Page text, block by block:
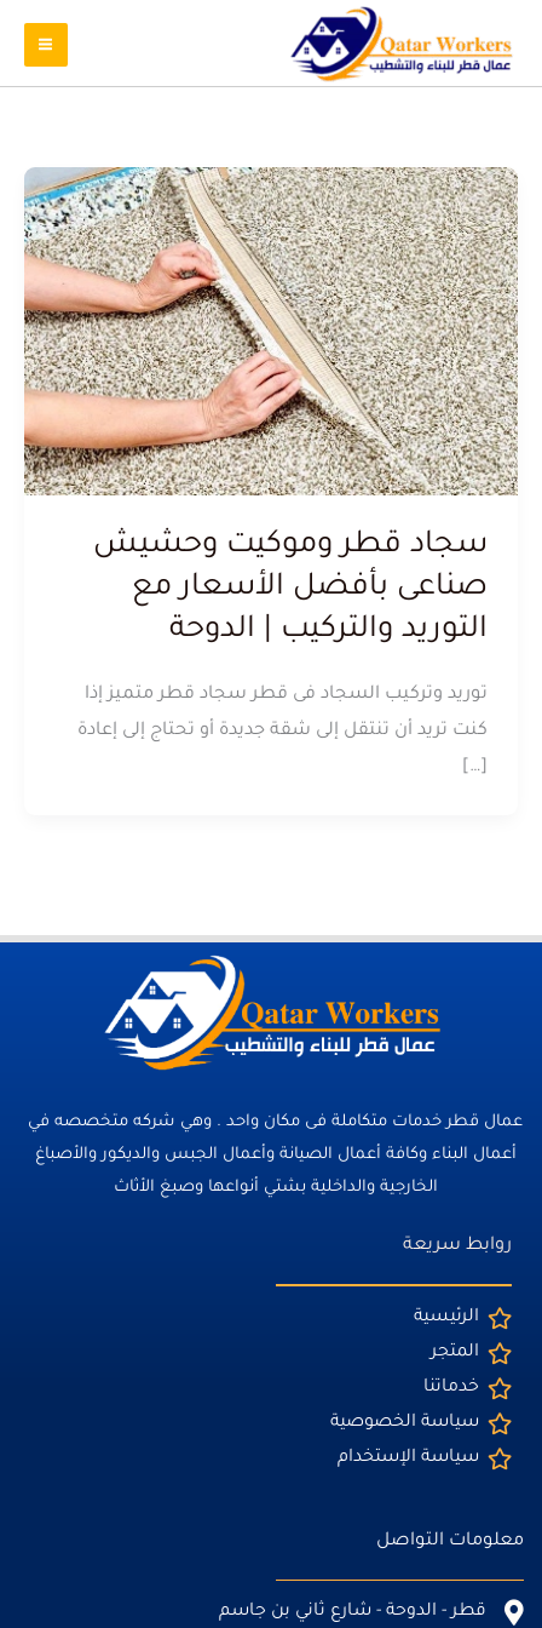
سجاد قطر وموكيت وحشيش
صناعى بأفضل الأسعار مع
التوريد والتركيب | الدوحة
توريد وتركيب السجاد فى قطر سجاد قطر متميز إذا
كنت تريد أن تنتقل إلى شقة جديدة أو تحتاج إلى إعادة
[…]
عمال قطر خدمات متكاملة فى مكان واحد . وهي شركه متخصصه في
أعمال البناء وكافة أعمال الصيانة وأعمال الجبس والديكور والأصباغ
الخارجية والداخلية بشتي أنواعها وصبغ الأثاث
روابط سريعة
الرئيسية
المتجر
خدماتنا
سياسة الخصوصية
سياسة الإستخدام
معلومات التواصل
قطر - الدوحة - شارع ثاني بن جاسم